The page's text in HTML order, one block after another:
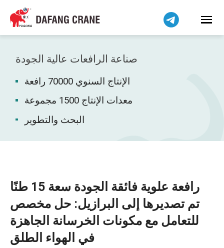
صناعة الرافعات عالية الجودة
الإنتاج السنوي 70000 رافعة
معدات الإنتاج 1500 مجموعة
البحث والتطوير
رافعة علوية فائقة الجودة سعة 15 طنًا
تم تصديرها إلى البرازيل: حل مخصص
للتعامل مع مكونات الخرسانة الجاهزة
في الهواء الطلق
Bahasa Indonesia
Bahasa Melayu
Tiếng Việt
简体中文
فارسی
Pilipino
اردو
Kiswahili
Norsk
O‘zbekcha